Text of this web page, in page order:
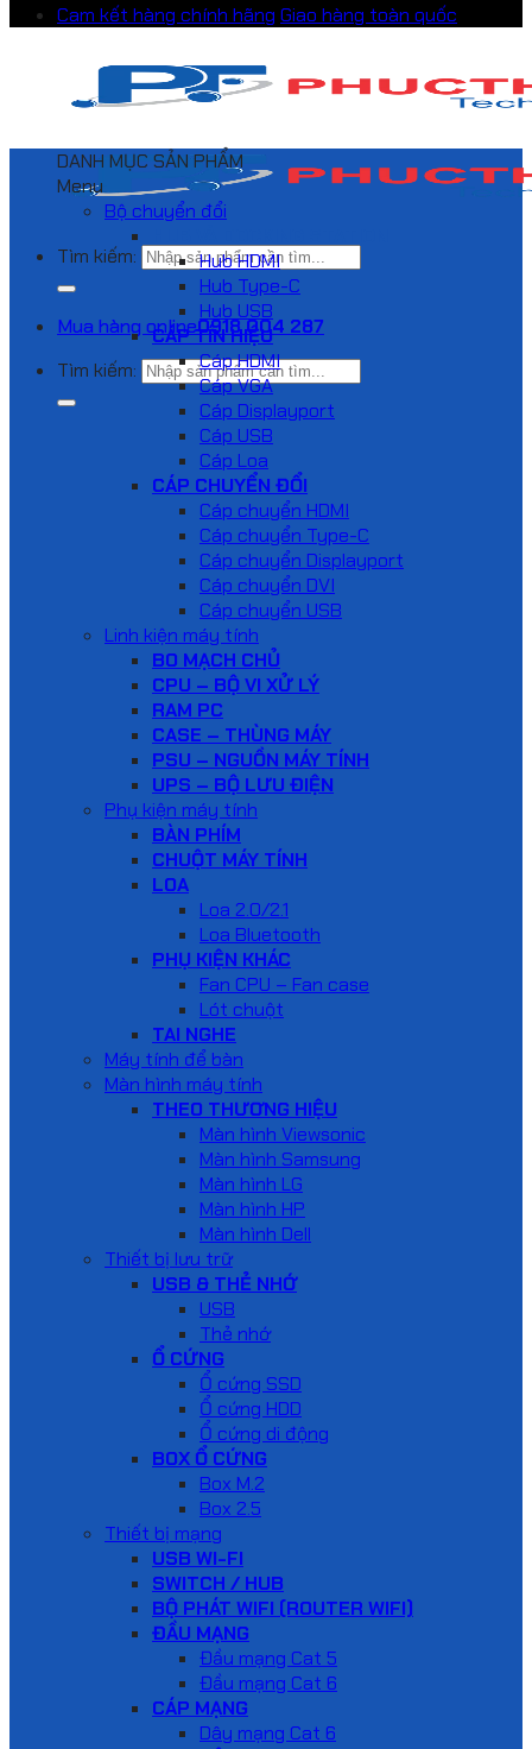
Cam kết hàng chính hãng Giao hàng toàn quốc
Tìm kiếm:
Mua hàng online0918 004 287
Tìm kiếm:
DANH MỤC SẢN PHẨM
Menu
Bộ chuyển đổi
Hub HDMI
Hub Type-C
Hub USB
CÁP TÍN HIỆU
Cáp HDMI
Cáp VGA
Cáp Displayport
Cáp USB
Cáp Loa
CÁP CHUYỂN ĐỔI
Cáp chuyển HDMI
Cáp chuyển Type-C
Cáp chuyển Displayport
Cáp chuyển DVI
Cáp chuyển USB
Linh kiện máy tính
BO MẠCH CHỦ
CPU – BỘ VI XỬ LÝ
RAM PC
CASE – THÙNG MÁY
PSU – NGUỒN MÁY TÍNH
UPS – BỘ LƯU ĐIỆN
Phụ kiện máy tính
BÀN PHÍM
CHUỘT MÁY TÍNH
LOA
Loa 2.0/2.1
Loa Bluetooth
PHỤ KIỆN KHÁC
Fan CPU – Fan case
Lót chuột
TAI NGHE
Máy tính để bàn
Màn hình máy tính
THEO THƯƠNG HIỆU
Màn hình Viewsonic
Màn hình Samsung
Màn hình LG
Màn hình HP
Màn hình Dell
Thiết bị lưu trữ
USB & THẺ NHỚ
USB
Thẻ nhớ
Ổ CỨNG
Ổ cứng SSD
Ổ cứng HDD
Ổ cứng di động
BOX Ổ CỨNG
Box M.2
Box 2.5
Thiết bị mạng
USB WI-FI
SWITCH / HUB
BỘ PHÁT WIFI (ROUTER WIFI)
ĐẦU MẠNG
Đầu mạng Cat 5
Đầu mạng Cat 6
CÁP MẠNG
Dây mạng Cat 6